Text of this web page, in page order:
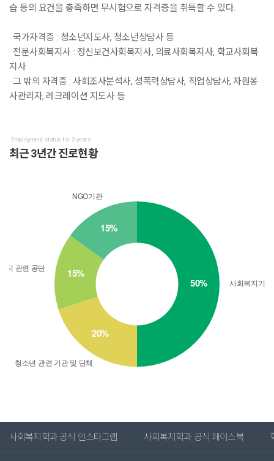
습 등의 요건을 충족하면 무시험으로 자격증을 취득할 수 있다.
· 국가자격증 : 청소년지도사, 청소년상담사 등
· 전문사회복지사 : 정신보건사회복지사, 의료사회복지사, 학교사회복
지사
· 그 밖의 자격증 : 사회조사분석사, 성폭력상담사, 직업상담사, 자원봉
사관리자, 레크레이션 지도사 등
Employment status for 3 years
최근 3년간 진로현황
사회복지학과 공식 인스타그램 사회복지학과 공식 페이스북